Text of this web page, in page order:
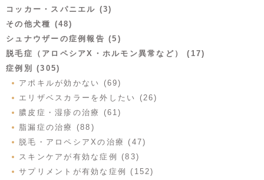
コッカー・スパニエル (3)
その他犬種 (48)
シュナウザーの症例報告 (5)
脱毛症（アロペシアX・ホルモン異常など） (17)
症例別 (305)
アポキルが効かない (69)
エリザベスカラーを外したい (26)
膿皮症・湿疹の治療 (61)
脂漏症の治療 (88)
脱毛・アロペシアXの治療 (47)
スキンケアが有効な症例 (83)
サプリメントが有効な症例 (152)